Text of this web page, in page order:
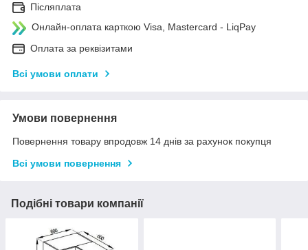
Післяплата
Онлайн-оплата карткою Visa, Mastercard - LiqPay
Оплата за реквізитами
Всі умови оплати
Умови повернення
Повернення товару впродовж 14 днів за рахунок покупця
Всі умови повернення
Подібні товари компанії